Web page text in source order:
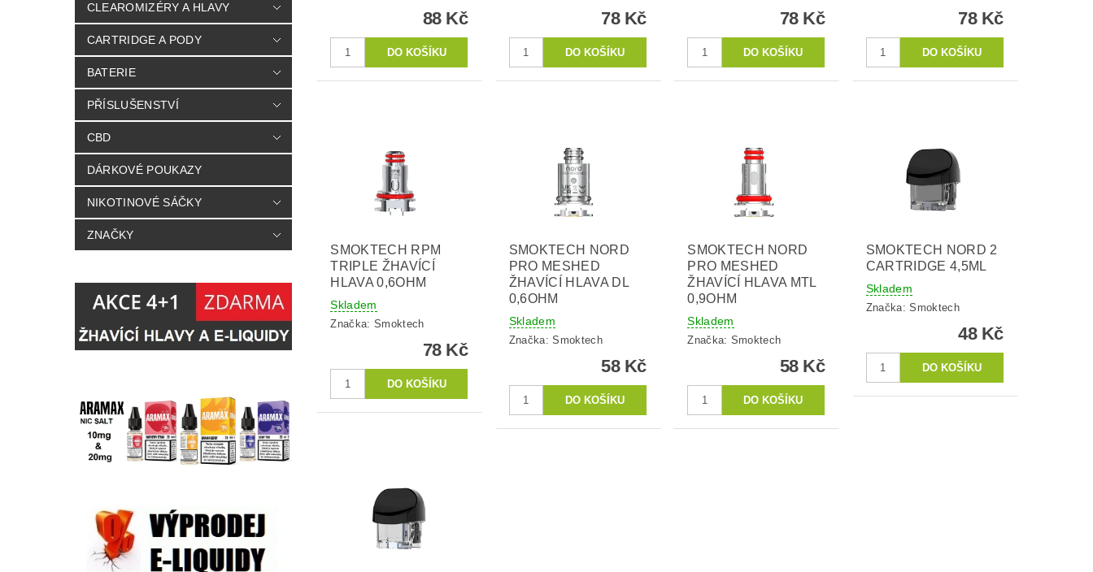
CLEAROMIZÉRY A HLAVY
CARTRIDGE A PODY
BATERIE
PŘÍSLUŠENSTVÍ
CBD
DÁRKOVÉ POUKAZY
NIKOTINOVÉ SÁČKY
ZNAČKY
88 Kč 78 Kč 78 Kč 78 Kč
SMOKTECH RPM
TRIPLE ŽHAVÍCÍ
HLAVA 0,6OHM
Skladem
Značka: Smoktech
78 Kč
SMOKTECH NORD
PRO MESHED
ŽHAVÍCÍ HLAVA DL
0,6OHM
Skladem
Značka:Smoktech
58 Kč
SMOKTECH NORD
PRO MESHED
ŽHAVÍCÍ HLAVA MTL
0,9OHM
Skladem
Značka: Smoktech
58 Kč
SMOKTECH NORD 2
CARTRIDGE 4,5ML
Skladem
Značka:Smoktech
48 Kč